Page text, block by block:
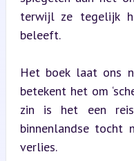
terwijl ze tegelijk
beleeft.
Het boek laat ons
betekent het om
zin is het een
binnenlandse tocht
verlies.